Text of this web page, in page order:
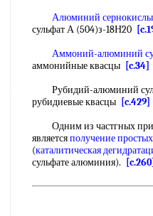
Алюминий
сульфат А (504)з-18Н20
Аммоний-алюминий
аммонийные квасцы [c.34]
Рубидий-алюминий
рубидиевые квасцы [c.429]
Одним из частгных
являетсяполучение
(каталитическая
сульфате алюминия).
[c.260]